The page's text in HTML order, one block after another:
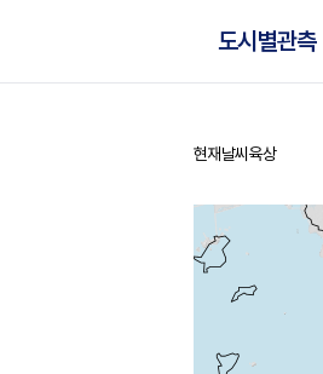
도시별관측
홈
현재날씨 육상